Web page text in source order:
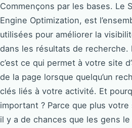
Commençons par les bases. Le
Engine Optimization, est
utilisées pour améliorer la
dans les résultats de recherche.
c’est ce qui permet à votre site
de la page lorsque quelqu’un
clés liés à votre activité. Et
important ? Parce que plus
il y a de chances que les gens